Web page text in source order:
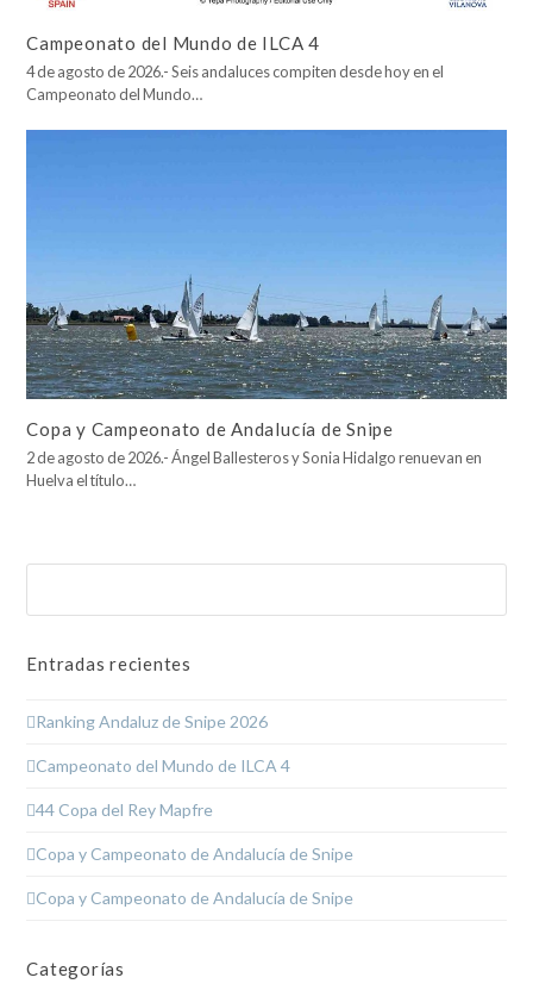
Campeonato del Mundo de ILCA 4
4 de agosto de 2026.- Seis andaluces compiten desde hoy en el
Campeonato del Mundo…
Copa y Campeonato de Andalucía de Snipe
2 de agosto de 2026.- Ángel Ballesteros y Sonia Hidalgo renuevan en
Huelva el título…
Entradas recientes
Ranking Andaluz de Snipe 2026
Campeonato del Mundo de ILCA 4
44 Copa del Rey Mapfre
Copa y Campeonato de Andalucía de Snipe
Copa y Campeonato de Andalucía de Snipe
Categorías